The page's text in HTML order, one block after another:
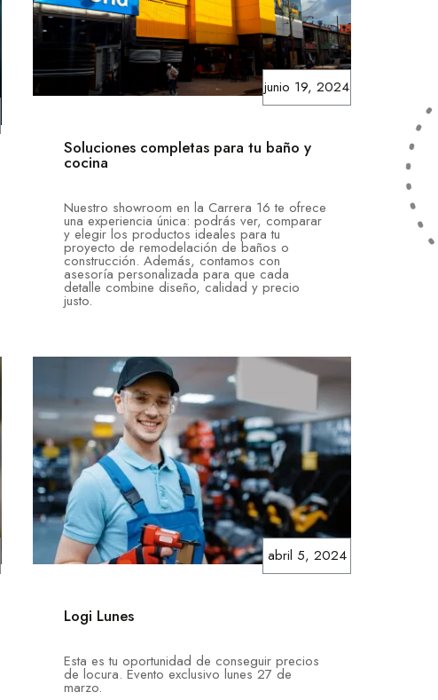
junio 19, 2024
Soluciones completas para tu baño y
cocina
Nuestro showroom en la Carrera 16 te ofrece
una experiencia única: podrás ver, comparar
y elegir los productos ideales para tu
proyecto de remodelación de baños o
construcción. Además, contamos con
asesoría personalizada para que cada
detalle combine diseño, calidad y precio
justo.
abril 5, 2024
Logi Lunes
Esta es tu oportunidad de conseguir precios
de locura. Evento exclusivo lunes 27 de
marzo.